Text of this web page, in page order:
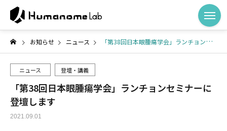
お知らせ ニュース 「第38回日本眼腫瘍学会」ランチョンセミナーに登壇します
ニュース 登壇・講義
「第38回日本眼腫瘍学会」ランチョンセミナーに
登壇します
2021.09.01